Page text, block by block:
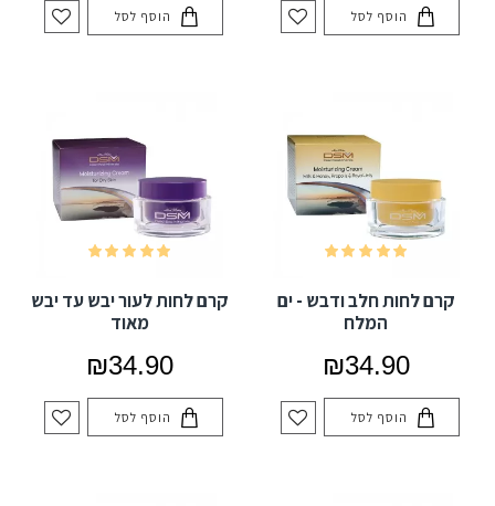
הוסף לסל הוסף לסל
קרם לחות חלב ודבש - ים
המלח
₪34.90
הוסף לסל
קרם לחות לעור יבש עד יבש
מאוד
₪34.90
הוסף לסל